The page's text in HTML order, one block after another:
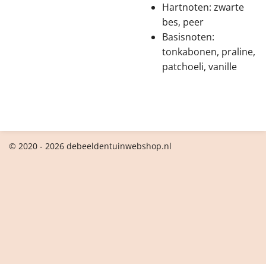
Hartnoten: zwarte
bes, peer
Basisnoten:
tonkabonen, praline,
patchoeli, vanille
© 2020 - 2026 debeeldentuinwebshop.nl